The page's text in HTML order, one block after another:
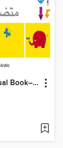
My First Bilingual Book–Opposites (English–Arabic)